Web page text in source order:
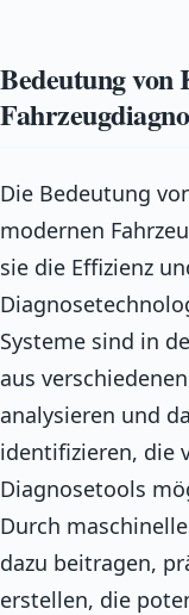
Bedeutung
Die Bedeutung
modernen
sie die Effizienz
Systeme sind in
aus
analysieren und
identifizieren, die
Diagnosetools
Durch
dazu beitragen,
erstellen, die